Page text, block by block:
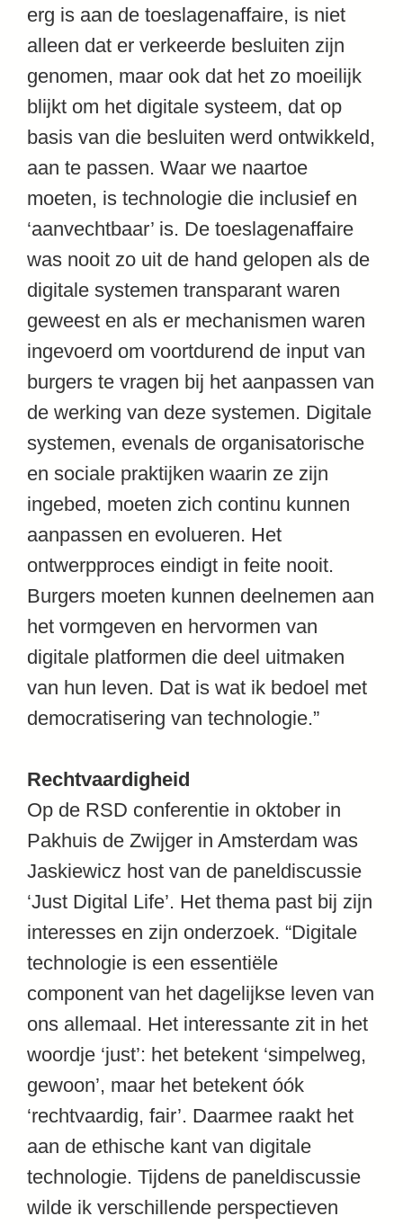
erg is aan de toeslagenaffaire, is niet
alleen dat er verkeerde besluiten zijn
genomen, maar ook dat het zo moeilijk
blijkt om het digitale systeem, dat op
basis van die besluiten werd ontwikkeld,
aan te passen. Waar we naartoe
moeten, is technologie die inclusief en
‘aanvechtbaar’ is. De toeslagenaffaire
was nooit zo uit de hand gelopen als de
digitale systemen transparant waren
geweest en als er mechanismen waren
ingevoerd om voortdurend de input van
burgers te vragen bij het aanpassen van
de werking van deze systemen. Digitale
systemen, evenals de organisatorische
en sociale praktijken waarin ze zijn
ingebed, moeten zich continu kunnen
aanpassen en evolueren. Het
ontwerpproces eindigt in feite nooit.
Burgers moeten kunnen deelnemen aan
het vormgeven en hervormen van
digitale platformen die deel uitmaken
van hun leven. Dat is wat ik bedoel met
democratisering van technologie.”
Rechtvaardigheid
Op de RSD conferentie in oktober in
Pakhuis de Zwijger in Amsterdam was
Jaskiewicz host van de paneldiscussie
‘Just Digital Life’. Het thema past bij zijn
interesses en zijn onderzoek. “Digitale
technologie is een essentiële
component van het dagelijkse leven van
ons allemaal. Het interessante zit in het
woordje ‘just’: het betekent ‘simpelweg,
gewoon’, maar het betekent óók
‘rechtvaardig, fair’. Daarmee raakt het
aan de ethische kant van digitale
technologie. Tijdens de paneldiscussie
wilde ik verschillende perspectieven